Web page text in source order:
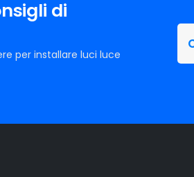
ai massimi livelli del mercato.
I chip luminosi sono posizionati
originali della tua KIA Besta,
di
per installare luci luce